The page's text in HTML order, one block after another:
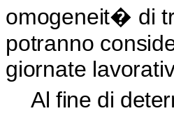
omogeneit� di
potranno
giornate
Al fine di